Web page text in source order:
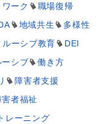
ワーク
職場復帰
地域共生
多様性
ルーシブ教育
DEI
シブ
働き方
障害者支援
害者福祉
レーニング